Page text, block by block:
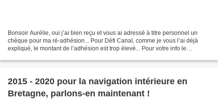
Bonsoir Aurélie, oui j’ai bien reçu et vous ai adressé à titre personnel un
chèque pour ma ré-adhésion... Pour Défi Canal, comme je vous l’ai déjà
expliqué, le montant de l’adhésion est trop élevé... Pour votre info le
2015 - 2020 pour la navigation intérieure en
Bretagne, parlons-en maintenant !